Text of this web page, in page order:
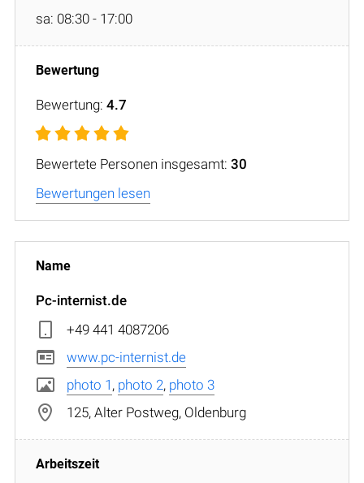
sa: 08:30 - 17:00
Bewertung: 4.7
Bewertete Personen insgesamt: 30
Bewertungen lesen
Pc-internist.de
+49 441 4087206
www.pc-internist.de
photo 1 , photo 2, photo 3
125, Alter Postweg, Oldenburg